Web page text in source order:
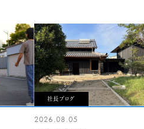
社長ブログ
2026.08.05